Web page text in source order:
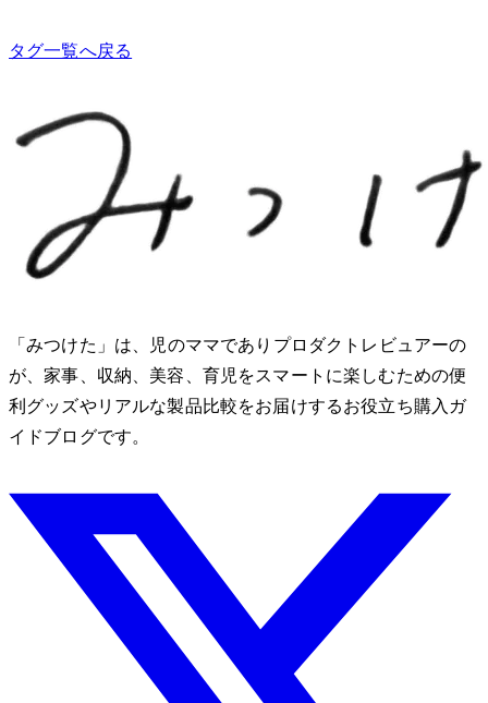
タグ一覧へ戻る
「みつけた」は、2児のママでありプロダクトレビュアーのMio
が、家事、収納、美容、育児をスマートに楽しむための便
利グッズやリアルな製品比較をお届けするお役立ち購入ガ
イドブログです。